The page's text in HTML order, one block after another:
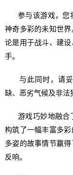
参与该游戏，您
神奇多彩的未知世
论是用于战斗、建
手。
与此同时，请妥
缺、恶劣气候及非法
游戏巧妙地融合了
构筑了一幅丰富多
多姿的故事情节赢
反响。